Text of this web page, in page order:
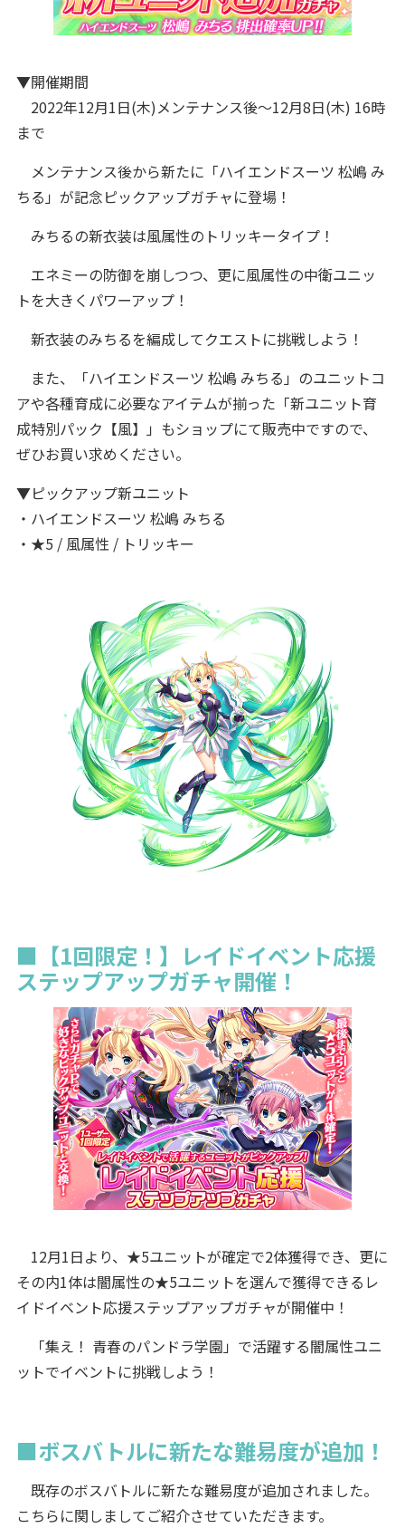
▼開催期間
2022年12月1日(木)メンテナンス後～12月8日(木) 16時
まで
メンテナンス後から新たに「ハイエンドスーツ 松嶋 み
ちる」が記念ピックアップガチャに登場！
みちるの新衣装は風属性のトリッキータイプ！
エネミーの防御を崩しつつ、更に風属性の中衛ユニッ
トを大きくパワーアップ！
新衣装のみちるを編成してクエストに挑戦しよう！
また、「ハイエンドスーツ 松嶋 みちる」のユニットコ
アや各種育成に必要なアイテムが揃った「新ユニット育
成特別パック【風】」もショップにて販売中ですので、
ぜひお買い求めください。
▼ピックアップ新ユニット
・ハイエンドスーツ 松嶋 みちる
・★5 / 風属性 / トリッキー
■【1回限定！】レイドイベント応援
ステップアップガチャ開催！
12月1日より、★5ユニットが確定で2体獲得でき、更に
その内1体は闇属性の★5ユニットを選んで獲得できるレ
イドイベント応援ステップアップガチャが開催中！
「集え！ 青春のパンドラ学園」で活躍する闇属性ユニ
ットでイベントに挑戦しよう！
■ボスバトルに新たな難易度が追加！
既存のボスバトルに新たな難易度が追加されました。
こちらに関しましてご紹介させていただきます。